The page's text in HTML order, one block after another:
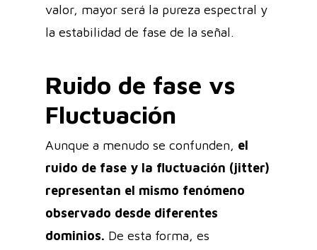
valor, mayor será la pureza espectral y
la estabilidad de fase de la señal.
Ruido de fase vs
Fluctuación
Aunque a menudo se confunden, el
ruido de fase y la fluctuación (jitter)
representan el mismo fenómeno
observado desde diferentes
dominios. De esta forma, es